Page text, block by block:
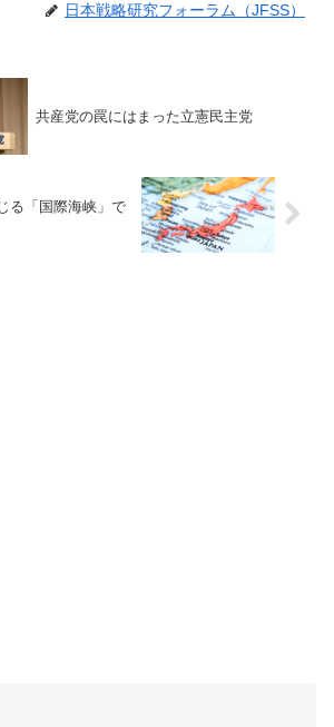
日本戦略研究フォーラム（JFSS）
共産党の罠にはまった立憲民主党
る「国際海峡」で